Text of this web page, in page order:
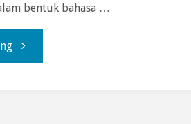
bentuk bahasa …
"Mengenal